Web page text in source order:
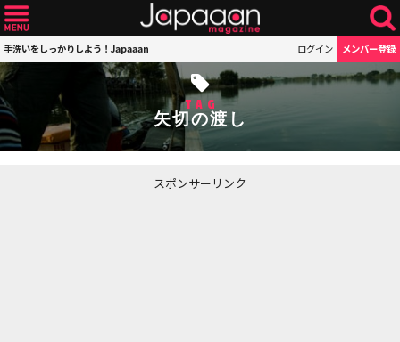
手洗いをしっかりしよう！Japaaan ログイン メンバー登録
TAG
矢切の渡し
スポンサーリンク